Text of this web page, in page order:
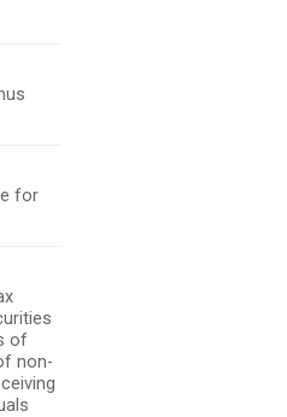
for
of
non-